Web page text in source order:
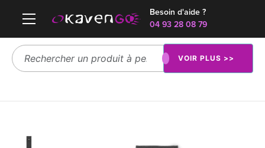
Besoin d'aide ?
04 93 28 08 79
VOIR PLUS >>